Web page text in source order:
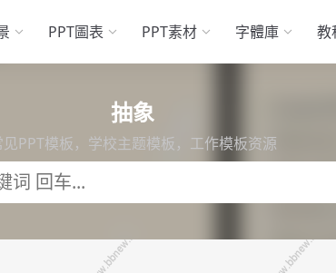
PPT圖表 PPT素材 字體庫 教
抽象
见PPT模板，学校主题模板，工作模板资源